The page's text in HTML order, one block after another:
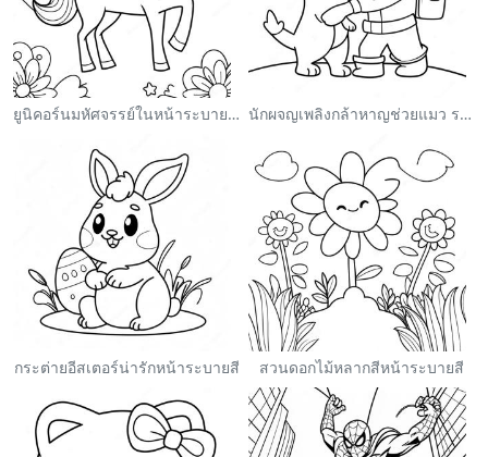
ยูนิคอร์นมหัศจรรย์ในหน้าระบายสีสายรุ้ง นักผจญเพลิงกล้าหาญช่วยแมว ระบายสี
กระต่ายอีสเตอร์น่ารักหน้าระบายสี สวนดอกไม้หลากสีหน้าระบายสี